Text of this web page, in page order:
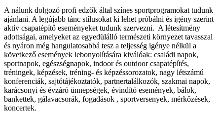
A nálunk dolgozó profi edzők által színes sportprogramokat tudunk
ajánlani. A legújabb tánc stílusokat ki lehet próbálni és igény szerint
aktív csapatépítő eseményeket tudunk szervezni. A létesítmény
adottságai, amelyeket az egyedülálló természeti környezet tavasszal
és nyáron még hangulatosabbá tesz a teljesség igénye nélkül a
következő események lebonyolítására kiválóak: családi napok,
sportnapok, egészségnapok, indoor és outdoor csapatépítés,
tréningek, képzések, tréning- és képzéssorozatok, nagy létszámú
konferenciák, sajtótájékoztatók, partnertalálkozók, szakmai napok,
karácsonyi és évzáró ünnepségek, évindító események, bálok,
bankettek, gálavacsorák, fogadások , sportversenyek, mérkőzések,
koncertek.